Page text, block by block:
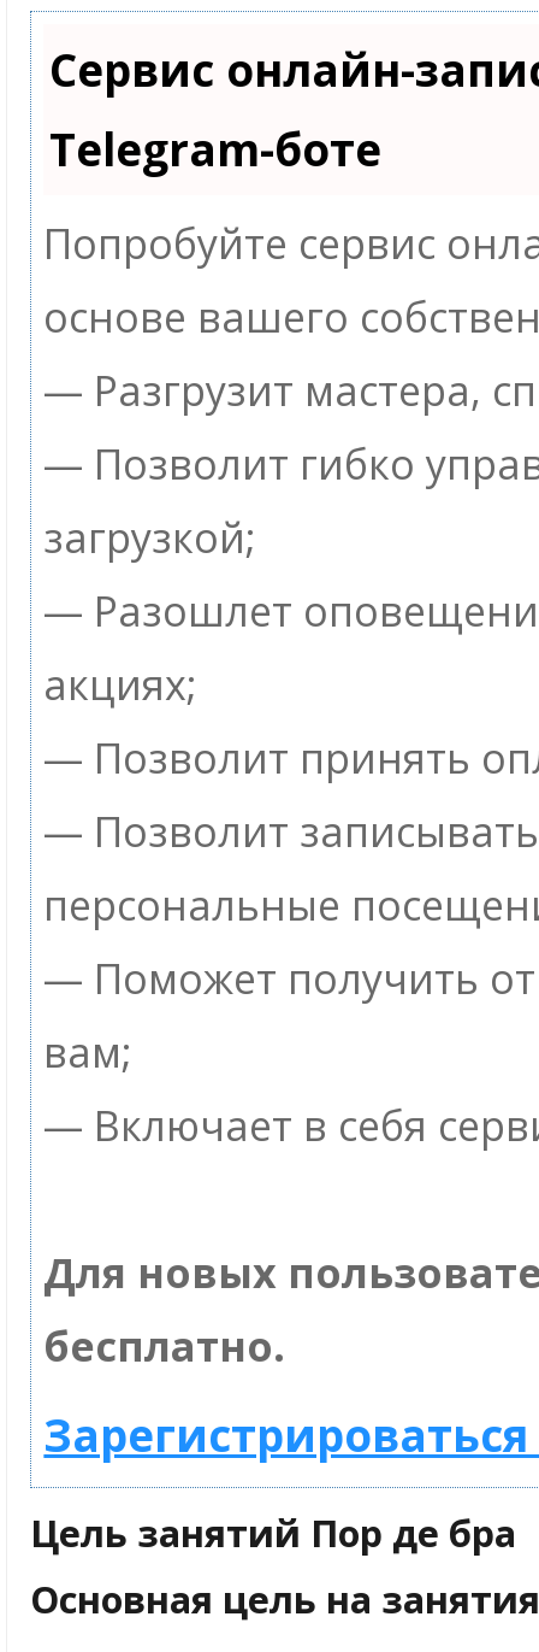
Сервис онлайн-
Telegram-боте
Попробуйте сервис
основе вашего
— Разгрузит мастера,
— Позволит гибко
загрузкой;
— Разошлет
акциях;
— Позволит принять
— Позволит
персональные
— Поможет получить
вам;
— Включает в себя
Для новых
бесплатно.
Цель занятий Пор де бра
Основная цель на